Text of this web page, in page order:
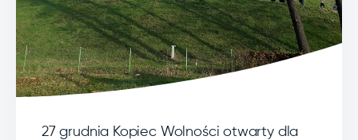
27 grudnia Kopiec Wolności otwarty dla